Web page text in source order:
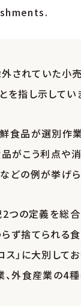
外されていた
指し示してい
食品が選別作
がこう利点や
どの例が挙げら
つの定義を総
ず捨てられる
」に大別して
外食産業の4